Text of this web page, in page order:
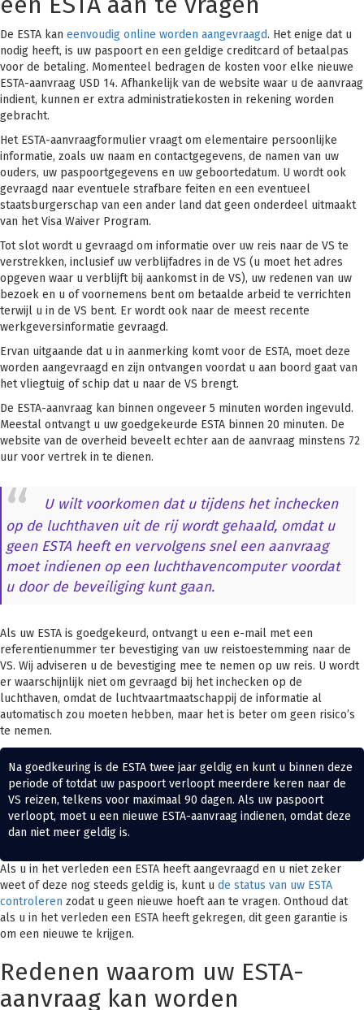
De ESTA kan eenvoudig online worden aangevraagd. Het enige dat u
nodig heeft, is uw paspoort en een geldige creditcard of betaalpas
voor de betaling. Momenteel bedragen de kosten voor elke nieuwe
ESTA-aanvraag USD 14. Afhankelijk van de website waar u de aanvraag
indient, kunnen er extra administratiekosten in rekening worden
gebracht.
Het ESTA-aanvraagformulier vraagt om elementaire persoonlijke
informatie, zoals uw naam en contactgegevens, de namen van uw
ouders, uw paspoortgegevens en uw geboortedatum. U wordt ook
gevraagd naar eventuele strafbare feiten en een eventueel
staatsburgerschap van een ander land dat geen onderdeel uitmaakt
van het Visa Waiver Program.
Tot slot wordt u gevraagd om informatie over uw reis naar de VS te
verstrekken, inclusief uw verblijfadres in de VS (u moet het adres
opgeven waar u verblijft bij aankomst in de VS), uw redenen van uw
bezoek en u of voornemens bent om betaalde arbeid te verrichten
terwijl u in de VS bent. Er wordt ook naar de meest recente
werkgeversinformatie gevraagd.
Ervan uitgaande dat u in aanmerking komt voor de ESTA, moet deze
worden aangevraagd en zijn ontvangen voordat u aan boord gaat van
het vliegtuig of schip dat u naar de VS brengt.
De ESTA-aanvraag kan binnen ongeveer 5 minuten worden ingevuld.
Meestal ontvangt u uw goedgekeurde ESTA binnen 20 minuten. De
website van de overheid beveelt echter aan de aanvraag minstens 72
uur voor vertrek in te dienen.
U wilt voorkomen dat u tijdens het inchecken
op de luchthaven uit de rij wordt gehaald, omdat u
geen ESTA heeft en vervolgens snel een aanvraag
moet indienen op een luchthavencomputer voordat
u door de beveiliging kunt gaan.
Als uw ESTA is goedgekeurd, ontvangt u een e-mail met een
referentienummer ter bevestiging van uw reistoestemming naar de
VS. Wij adviseren u de bevestiging mee te nemen op uw reis. U wordt
er waarschijnlijk niet om gevraagd bij het inchecken op de
luchthaven, omdat de luchtvaartmaatschappij de informatie al
automatisch zou moeten hebben, maar het is beter om geen risico’s
te nemen.
Na goedkeuring is de ESTA twee jaar geldig en kunt u binnen deze
periode of totdat uw paspoort verloopt meerdere keren naar de
VS reizen, telkens voor maximaal 90 dagen. Als uw paspoort
verloopt, moet u een nieuwe ESTA-aanvraag indienen, omdat deze
dan niet meer geldig is.
Als u in het verleden een ESTA heeft aangevraagd en u niet zeker
weet of deze nog steeds geldig is, kunt u de status van uw ESTA
controleren zodat u geen nieuwe hoeft aan te vragen. Onthoud dat
als u in het verleden een ESTA heeft gekregen, dit geen garantie is
om een nieuwe te krijgen.
Redenen waarom uw ESTA-
aanvraag kan worden